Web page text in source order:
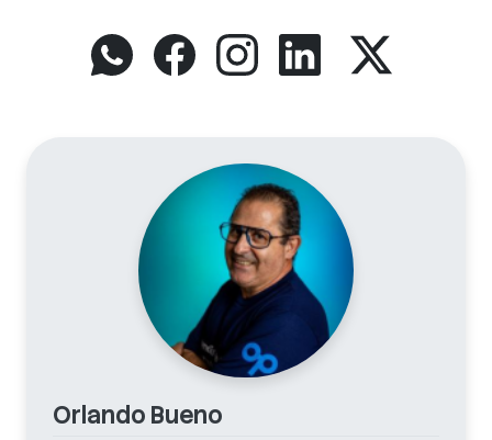
Orlando Bueno